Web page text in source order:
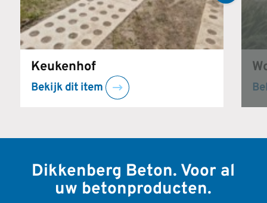
Keukenhof
Bekijk dit item
Dikkenberg Beton. Voor al
uw betonproducten.